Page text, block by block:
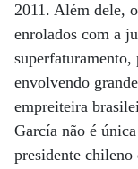
2011. Além dele,
enrolados com a
envolvendo
empreiteira
García não é
presidente chileno